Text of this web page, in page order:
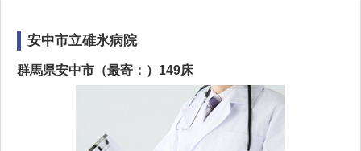
安中市立碓氷病院
群馬県安中市（最寄：）149床